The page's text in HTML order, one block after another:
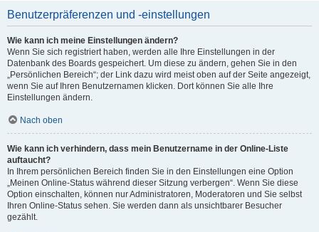
Benutzerpräferenzen und -einstellungen
Wie kann ich meine Einstellungen ändern?
Wenn Sie sich registriert haben, werden alle Ihre Einstellungen in der
Datenbank des Boards gespeichert. Um diese zu ändern, gehen Sie in den
„Persönlichen Bereich“; der Link dazu wird meist oben auf der Seite angezeigt,
wenn Sie auf Ihren Benutzernamen klicken. Dort können Sie alle Ihre
Einstellungen ändern.
Nach oben
Wie kann ich verhindern, dass mein Benutzername in der Online-Liste
auftaucht?
In Ihrem persönlichen Bereich finden Sie in den Einstellungen eine Option
„Meinen Online-Status während dieser Sitzung verbergen“. Wenn Sie diese
Option einschalten, können nur Administratoren, Moderatoren und Sie selbst
Ihren Online-Status sehen. Sie werden dann als unsichtbarer Besucher
gezählt.